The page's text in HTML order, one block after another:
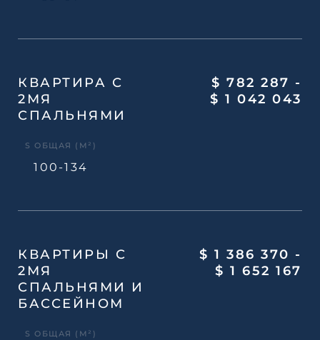
КВАРТИРА С
2МЯ
СПАЛЬНЯМИ
S ОБЩАЯ (М²)
100-134
$ 782 287 -
$ 1 042 043
КВАРТИРЫ С
2МЯ
СПАЛЬНЯМИ И
БАССЕЙНОМ
S ОБЩАЯ (М²)
$ 1 386 370 -
$ 1 652 167